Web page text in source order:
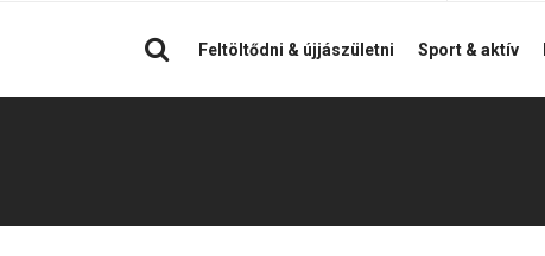
Feltöltődni & újjászületni Sport & aktív